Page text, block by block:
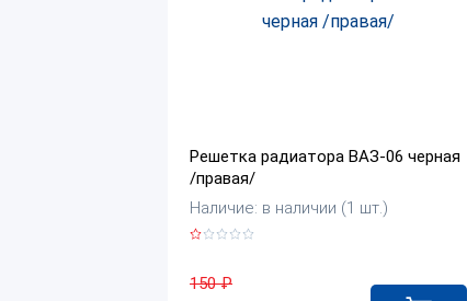
Решетка радиатора ВАЗ-06 черная
/правая/
Наличие: в наличии (1 шт.)
150₽